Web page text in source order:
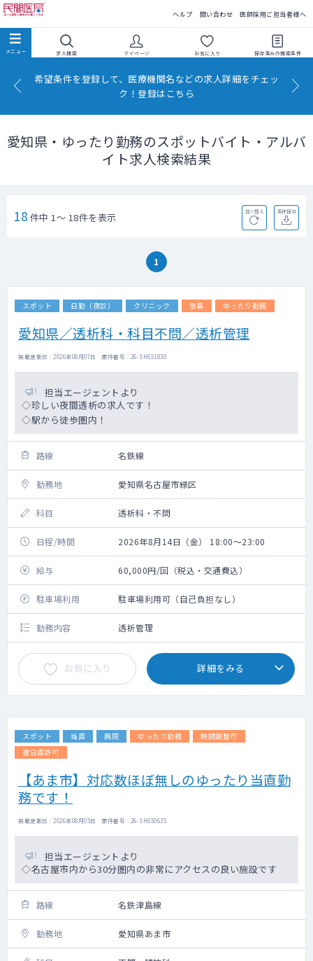
ヘルプ 問い合わせ 医師採用ご担当者様へ
求人検索 マイページ お気に入り 保存済みの検索条件
希望条件を登録して、医療機関名などの求人詳細をチェッ
ク！登録はこちら
愛知県・ゆったり勤務のスポットバイト・アルバ
イト求人検索結果
18 件中 1～ 18件を表示 並べ替え 条件保存
1
スポット 日勤（夜診） クリニック 急募 ゆったり勤務
愛知県／透析科・科目不問／透析管理
掲載更新日 : 2026年08月07日 案件番号 : 26-SH651830
担当エージェントより
◇珍しい夜間透析の求人です！
◇駅から徒歩圏内！
路線 名鉄線
勤務地 愛知県名古屋市緑区
科目 透析科・不問
日程/時間 2026年8月14日（金） 18:00～23:00
給与 60,000円/回（税込・交通費込）
駐車場利用 駐車場利用可（自己負担なし）
勤務内容 透析管理
お気に入り 詳細をみる
スポット 当直 病院 ゆったり勤務
時間調整可
宿日直許可
【あま市】対応数ほぼ無しのゆったり当直勤
務です！
掲載更新日 : 2026年08月05日 案件番号 : 26-SH650635
担当エージェントより
◇名古屋市内から30分圏内の非常にアクセスの良い施設です
路線 名鉄津島線
勤務地 愛知県あま市